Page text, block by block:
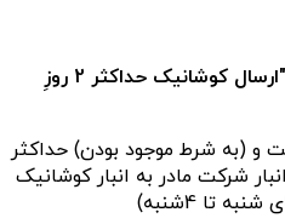
اگر برای کالا نوشته شده است "ارسال کوشانیک حداکثر 2 روزِ
و (به شرط موجود بودن) حداکثر
شرکت مادر به انبار کوشانیک
تا 4شنبه)